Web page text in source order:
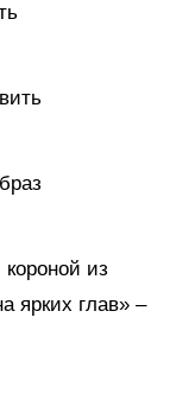
из
ярких глав» –